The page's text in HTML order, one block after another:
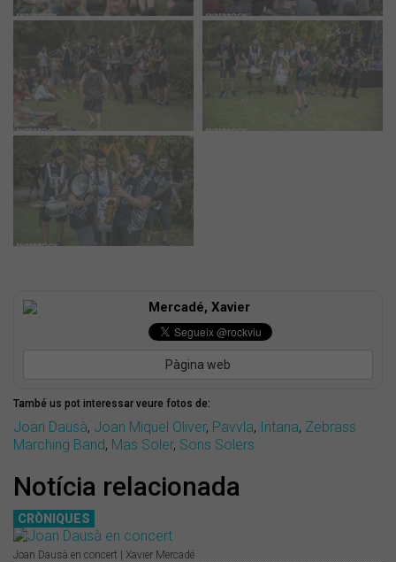
Mercadé, Xavier
Pàgina web
També us pot interessar veure fotos de:
Joan Dausà, Joan Miquel Oliver, Pavvla, Intana, Zebrass
Marching Band, Mas Soler, Sons Solers
Notícia relacionada
CRÒNIQUES
Joan Dausà en concert | Xavier Mercadé